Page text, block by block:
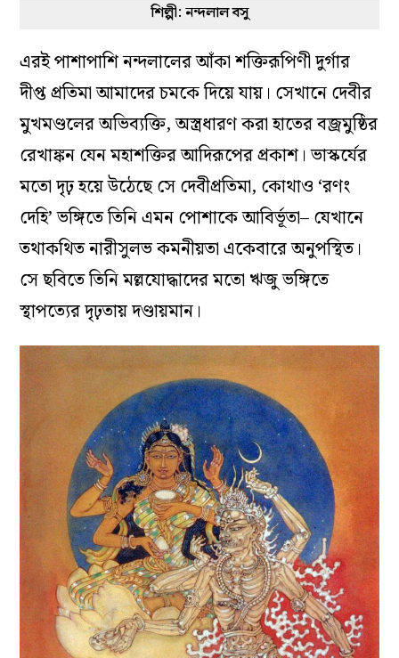
শিল্পী: নন্দলাল বসু
এরই পাশাপাশি নন্দলালের আঁকা শক্তিরূপিণী দুর্গার
দীপ্ত প্রতিমা আমাদের চমকে দিয়ে যায়। সেখানে দেবীর
মুখমণ্ডলের অভিব্যক্তি, অস্ত্রধারণ করা হাতের বজ্রমুষ্ঠির
রেখাঙ্কন যেন মহাশক্তির আদিরূপের প্রকাশ।ভাস্কর্যের
মতো দৃঢ় হয়ে উঠেছে সে দেবীপ্রতিমা, কোথাও ‘রণং
দেহি’ ভঙ্গিতে তিনি এমন পোশাকে আবির্ভূতা– যেখানে
তথাকথিত নারীসুলভ কমনীয়তা একেবারে অনুপস্থিত।
সে ছবিতে তিনি মল্লযোদ্ধাদের মতো ঋজু ভঙ্গিতে
স্থাপত্যের দৃঢ়তায় দণ্ডায়মান।